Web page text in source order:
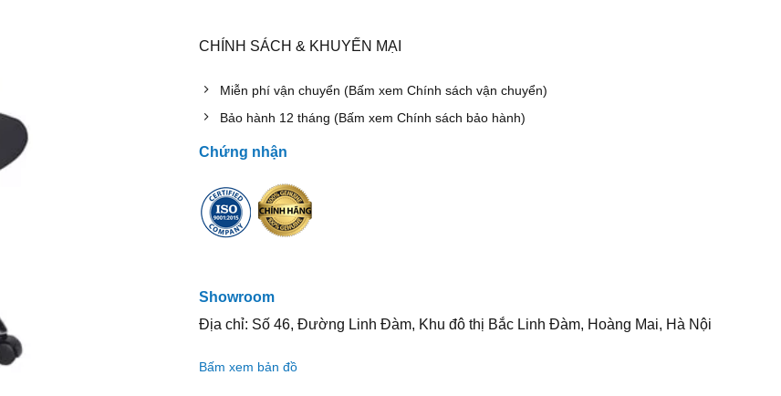
CHÍNH SÁCH & KHUYẾN MẠI
Miễn phí vận chuyển (Bấm xem Chính sách vận chuyển)
Bảo hành 12 tháng (Bấm xem Chính sách bảo hành)
Chứng nhận
Showroom
Địa chỉ: Số 46, Đường Linh Đàm, Khu đô thị Bắc Linh Đàm, Hoàng Mai, Hà Nội
Bấm xem bản đồ